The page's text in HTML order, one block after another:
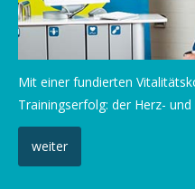
Mit einer fundierten
Trainingserfolg: der Herz- und
weiter